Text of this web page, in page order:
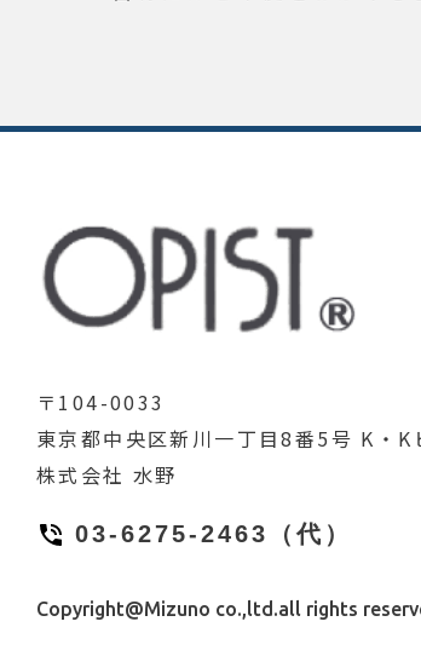
〒104-0033
東京都中央区新川一丁目8番5号 K・K
株式会社 水野
03-6275-2463（代）
Copyright@Mizuno co.,ltd.all rights